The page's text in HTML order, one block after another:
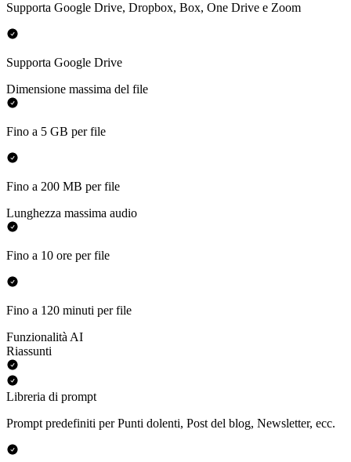
Supporta Google Drive, Dropbox, Box, One Drive e Zoom
Supporta Google Drive
Dimensione massima del file
Fino a 5 GB per file
Fino a 200 MB per file
Lunghezza massima audio
Fino a 10 ore per file
Fino a 120 minuti per file
Funzionalità AI
Riassunti
Libreria di prompt
Prompt predefiniti per Punti dolenti, Post del blog, Newsletter, ecc.